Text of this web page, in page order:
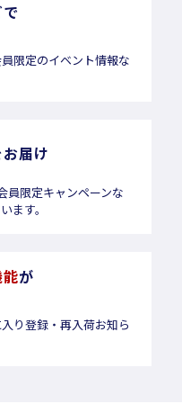
限定のイベント情報な
届け
員限定キャンペーンな
ます。
が
り登録・再入荷お知ら